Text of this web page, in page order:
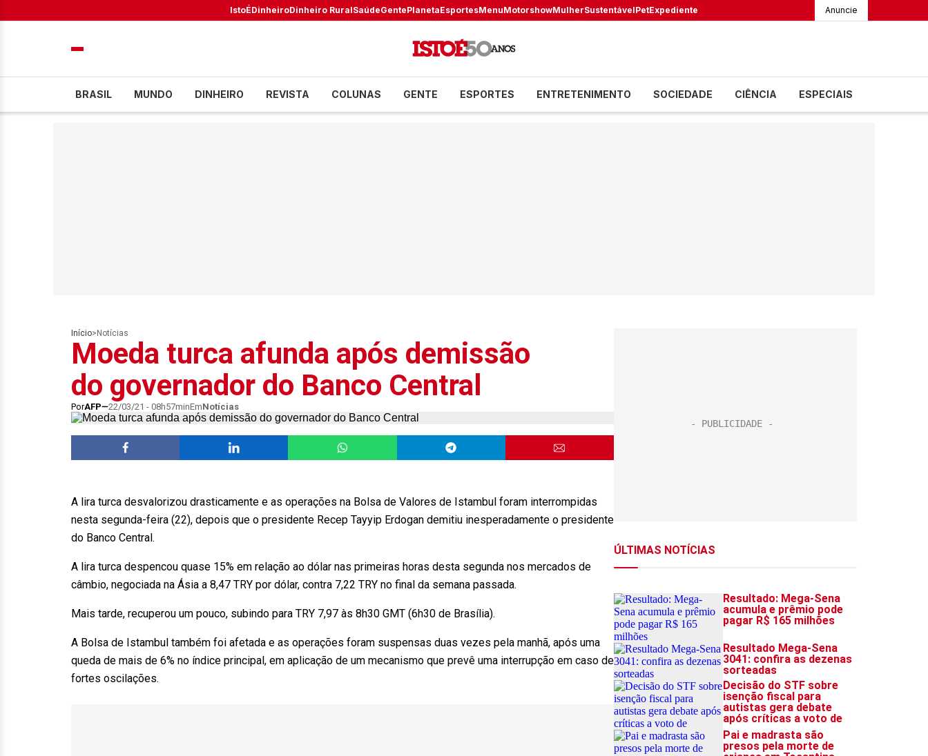
IstoÉDinheiroDinheiro RuralSaúdeGentePlanetaEsportesMenuMotorshowMulherSustentávelPetExpediente Anuncie
BRASIL MUNDO DINHEIRO REVISTA COLUNAS GENTE ESPORTES ENTRETENIMENTO SOCIEDADE CIÊNCIA ESPECIAIS
Início> Notícias
Moeda turca afunda após demissão
do governador do Banco Central
PorAFP 22/03/21 - 08h57minEmNotícias
A lira turca desvalorizou drasticamente e as operações na Bolsa de Valores de Istambul foram interrompidas
nesta segunda-feira (22), depois que o presidente Recep Tayyip Erdogan demitiu inesperadamente o presidente
do Banco Central.
A lira turca despencou quase 15% em relação ao dólar nas primeiras horas desta segunda nos mercados de
câmbio, negociada na Ásia a 8,47 TRY por dólar, contra 7,22 TRY no final da semana passada.
Mais tarde, recuperou um pouco, subindo para TRY 7,97 às 8h30 GMT (6h30 de Brasília).
A Bolsa de Istambul também foi afetada e as operações foram suspensas duas vezes pela manhã, após uma
queda de mais de 6% no índice principal, em aplicação de um mecanismo que prevê uma interrupção em caso de
fortes oscilações.